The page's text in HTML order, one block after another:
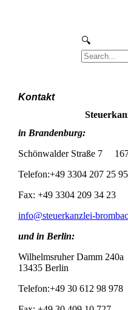
Kontakt
in Brandenburg:
Schönwalder Straße 7
Telefon:+49 3304 207 25 95
Fax: +49 3304 209 34 23
info@steuerkanzlei-
und in Berlin:
Wilhelmsruher Damm 240a
13435 Berlin
Telefon:+49 30 612 98 978